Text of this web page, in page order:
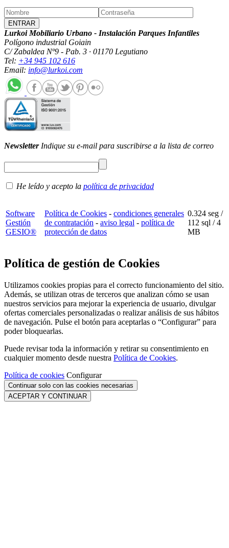
Lurkoi Mobiliario Urbano - Instalación Parques Infantiles
Polígono industrial Goiain
C/ Zabaldea Nº9 - Pab. 3 · 01170 Legutiano
Tel: +34 945 102 616
Email: info@lurkoi.com
NewsletterIndique su e-mail para suscribirse a la lista de correo
He leído y acepto la política de privacidad
Software
Gestión
GESIO®
Política de Cookies - condiciones generales
de contratación - aviso legal - política de
protección de datos
0.324 seg /
112 sql / 4
MB
Política de gestión de Cookies
Utilizamos cookies propias para el correcto funcionamiento del sitio.
Además, se utilizan otras de terceros que analizan cómo se usan
nuestros servicios para mejorar la experiencia de usuario, divulgar
ofertas comerciales personalizadas o realizar análisis de sus hábitos
de navegación. Pulse el botón para aceptarlas o “Configurar” para
poder bloquearlas.
Puede revisar toda la información y retirar su consentimiento en
cualquier momento desde nuestra Política de Cookies.
Política de cookies Configurar
Continuar solo con las cookies necesarias
ACEPTAR Y CONTINUAR